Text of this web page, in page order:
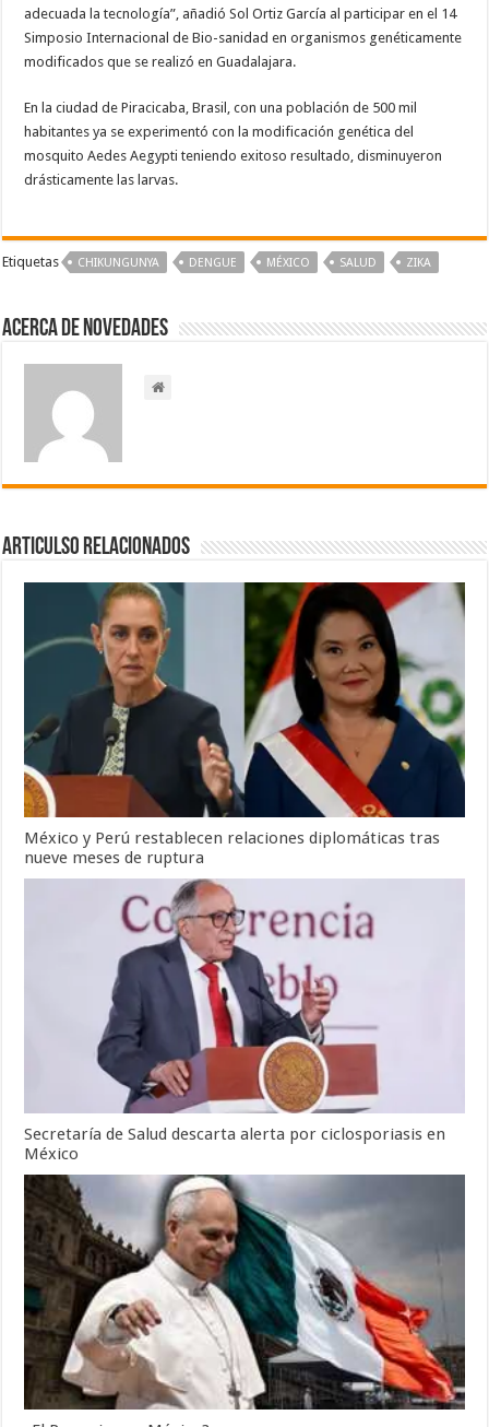
adecuada la tecnología”, añadió Sol Ortiz García al participar en el 14
Simposio Internacional de Bio-sanidad en organismos genéticamente
modificados que se realizó en Guadalajara.
En la ciudad de Piracicaba, Brasil, con una población de 500 mil
habitantes ya se experimentó con la modificación genética del
mosquito Aedes Aegypti teniendo exitoso resultado, disminuyeron
drásticamente las larvas.
Etiquetas CHIKUNGUNYA DENGUE MÉXICO SALUD ZIKA
Acerca de NOVEDADES
Articulso Relacionados
México y Perú restablecen relaciones diplomáticas tras
nueve meses de ruptura
Secretaría de Salud descarta alerta por ciclosporiasis en
México